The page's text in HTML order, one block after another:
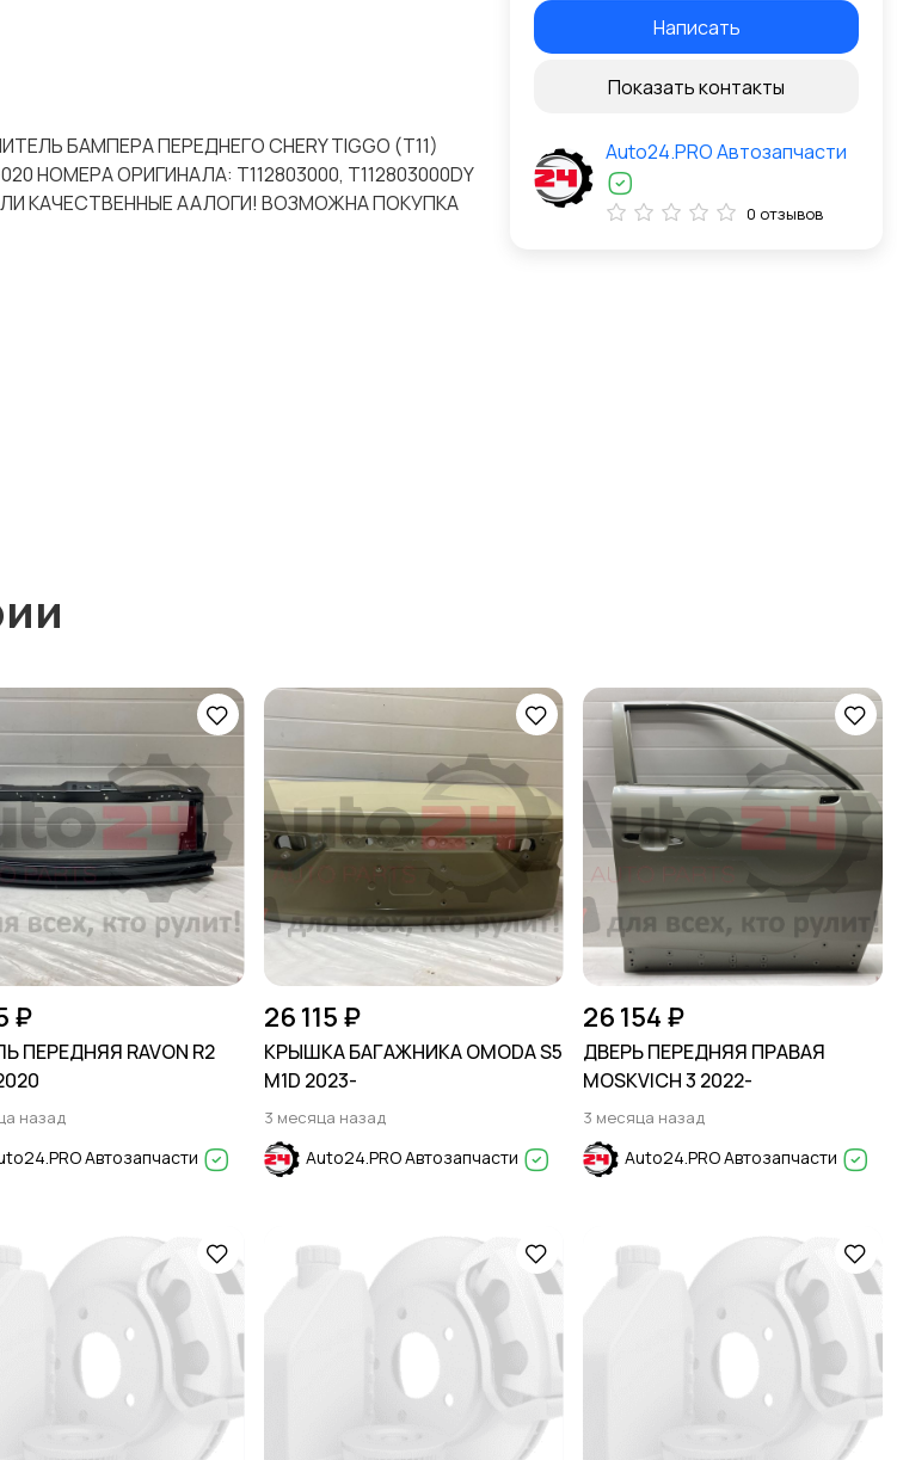
БАМПЕРА ПЕРЕДНЕГО CHERY TIGGO (T11)
НОМЕРА ОРИГИНАЛА: T112803000, T112803000DY
КАЧЕСТВЕННЫЕ ААЛОГИ! ВОЗМОЖНА ПОКУПКА
Написать
Показать контакты
Auto24.PRO Автозапчасти
0 отзывов
₽
ПЕРЕДНЯЯ RAVON R2
назад
Автозапчасти
26 115 ₽
КРЫШКА БАГАЖНИКА OMODA S5
M1D 2023-
3 месяца назад
Auto24.PRO Автозапчасти
26 154 ₽
ДВЕРЬ ПЕРЕДНЯЯ ПРАВАЯ
MOSKVICH 3 2022-
3 месяца назад
Auto24.PRO Автозапчасти